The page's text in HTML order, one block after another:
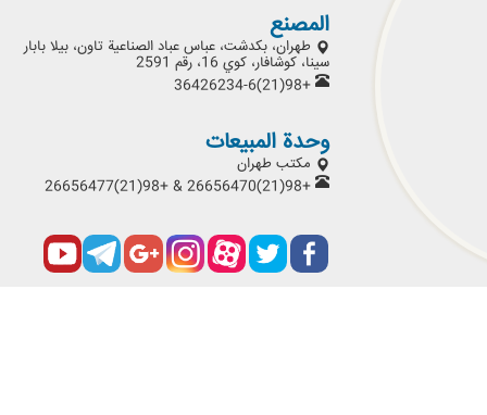
المصنع
طهران، بكدشت، عباس عباد الصناعية تاون، بيلا بابار
سينا، كوشافار، كوي 16، رقم 2591
+98(21)36426234-6
وحدة المبيعات
مكتب طهران
+98(21)26656470 & +98(21)26656477